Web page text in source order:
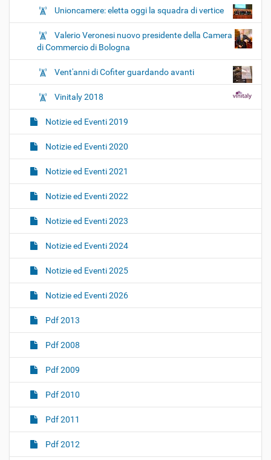
Unioncamere: eletta oggi la squadra di vertice
Valerio Veronesi nuovo presidente della Camera
di Commercio di Bologna
Vent'anni di Cofiter guardando avanti
Vinitaly 2018
Notizie ed Eventi 2019
Notizie ed Eventi 2020
Notizie ed Eventi 2021
Notizie ed Eventi 2022
Notizie ed Eventi 2023
Notizie ed Eventi 2024
Notizie ed Eventi 2025
Notizie ed Eventi 2026
Pdf 2013
Pdf 2008
Pdf 2009
Pdf 2010
Pdf 2011
Pdf 2012